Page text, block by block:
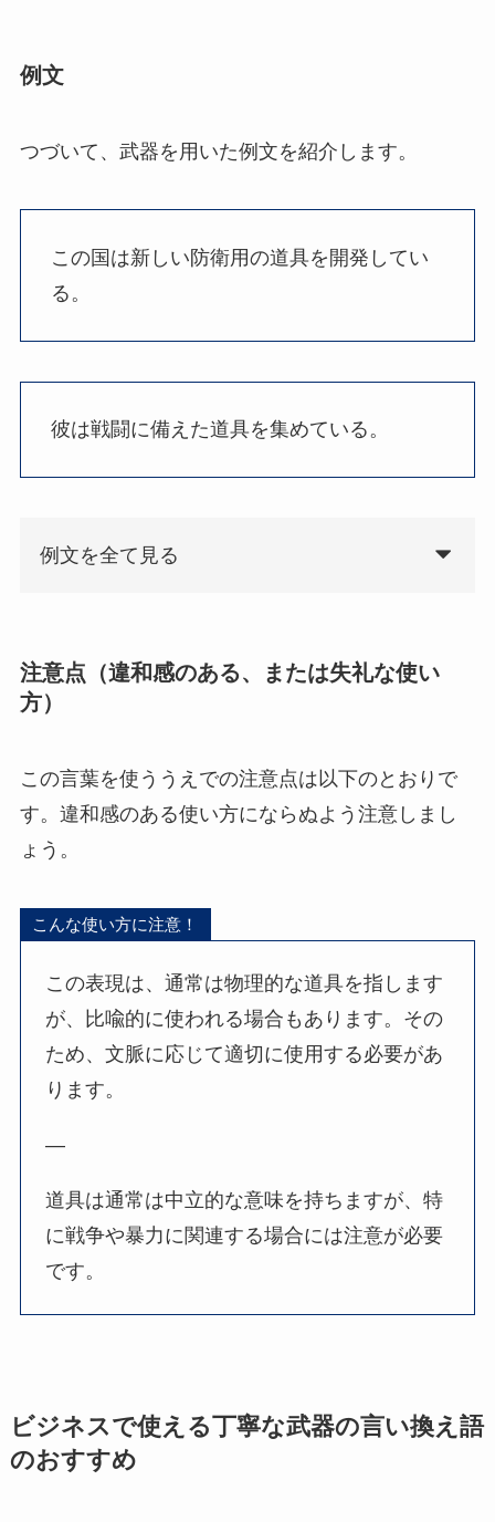
例文
つづいて、武器を用いた例文を紹介します。
この国は新しい防衛用の道具を開発してい
る。
彼は戦闘に備えた道具を集めている。
例文を全て見る
注意点（違和感のある、または失礼な使い
方）
この言葉を使ううえでの注意点は以下のとおりで
す。違和感のある使い方にならぬよう注意しまし
ょう。
こんな使い方に注意！
この表現は、通常は物理的な道具を指します
が、比喩的に使われる場合もあります。その
ため、文脈に応じて適切に使用する必要があ
ります。
—
道具は通常は中立的な意味を持ちますが、特
に戦争や暴力に関連する場合には注意が必要
です。
ビジネスで使える丁寧な武器の言い換え語
のおすすめ